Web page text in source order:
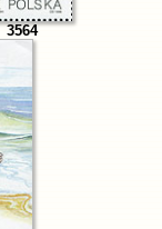
3564